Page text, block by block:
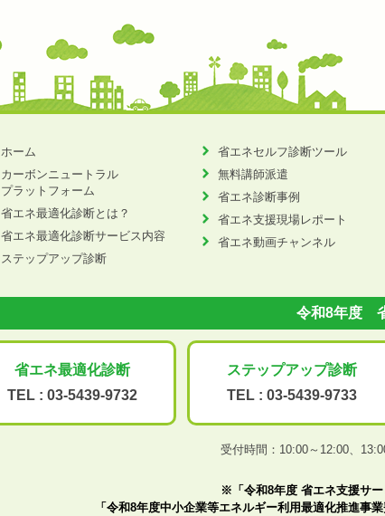
ホーム
カーボンニュートラル
プラットフォーム
省エネ最適化診断とは？
省エネ最適化診断サービス内容
ステップアップ診断
省エネセルフ診断ツール
無料講師派遣
省エネ診断事例
省エネ支援現場レポート
省エネ動画チャンネル
令和8年度
省エネ最適化診断
TEL : 03-5439-9732
ステップアップ診断
TEL : 03-5439-9733
受付時間：10:00～12:00、
※「令和8年度 省エネ支援サ
「令和8年度中小企業等エネルギー利用最適化推進事